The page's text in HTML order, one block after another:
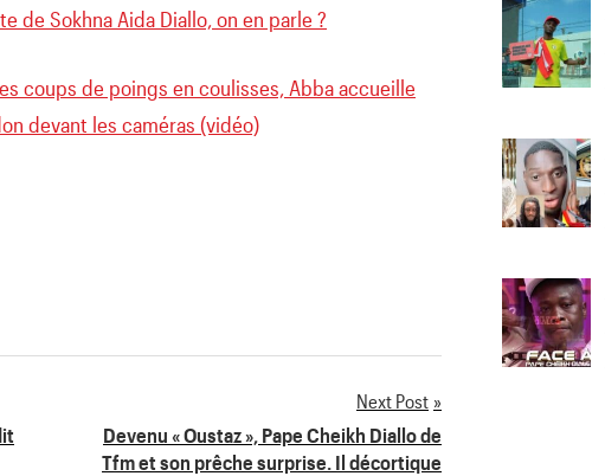
de Sokhna Aida Diallo, on en parle ?
coups de poings en coulisses, Abba accueille
devant les caméras (vidéo)
Next Post
Devenu « Oustaz », Pape Cheikh Diallo de
Tfm et son prêche surprise. Il décortique